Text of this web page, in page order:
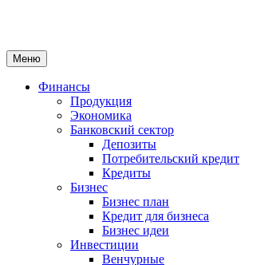
Меню
Финансы
Продукция
Экономика
Банковский сектор
Депозиты
Потребительский кредит
Кредиты
Бизнес
Бизнес план
Кредит для бизнеса
Бизнес идеи
Инвестиции
Венчурные